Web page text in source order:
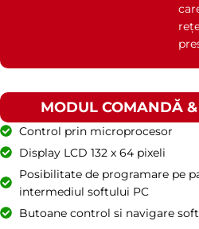
MODUL COMANDĂ
Control prin microprocesor
Display LCD 132 x 64 pixeli
Posibilitate de programare pe
intermediul softului PC
Butoane control si navigare